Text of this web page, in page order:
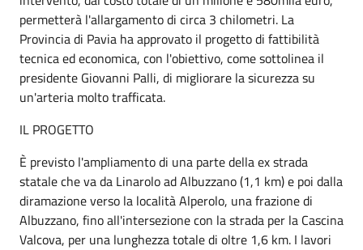
permetterà l'allargamento di circa 3 chilometri. La
Provincia di Pavia ha approvato il progetto di fattibilità
tecnica ed economica, con l'obiettivo, come sottolinea il
presidente Giovanni Palli, di migliorare la sicurezza su
un'arteria molto trafficata.
IL PROGETTO
È previsto l'ampliamento di una parte della ex strada
statale che va da Linarolo ad Albuzzano (1,1 km) e poi dalla
diramazione verso la località Alperolo, una frazione di
Albuzzano, fino all'intersezione con la strada per la Cascina
Valcova, per una lunghezza totale di oltre 1,6 km. I lavori